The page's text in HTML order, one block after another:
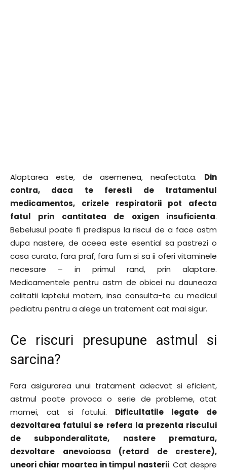
Alaptarea este, de asemenea, neafectata. Din
contra, daca te feresti de tratamentul
medicamentos, crizele respiratorii pot afecta
fatul prin cantitatea de oxigen insuficienta.
Bebelusul poate fi predispus la riscul de a face astm
dupa nastere, de aceea este esential sa pastrezi o
casa curata, fara praf, fara fum si sa ii oferi vitaminele
necesare – in primul rand, prin alaptare.
Medicamentele pentru astm de obicei nu dauneaza
calitatii laptelui matern, insa consulta-te cu medicul
pediatru pentru a alege un tratament cat mai sigur.
Ce riscuri presupune astmul si
sarcina?
Fara asigurarea unui tratament adecvat si eficient,
astmul poate provoca o serie de probleme, atat
mamei, cat si fatului. Dificultatile legate de
dezvoltarea fatului se refera la prezenta riscului
de subponderalitate, nastere prematura,
dezvoltare anevoioasa (retard de crestere),
uneori chiar moartea in timpul nasterii. Cat despre